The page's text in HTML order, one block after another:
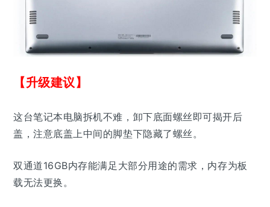
【升级建议】
这台笔记本电脑拆机不难，卸下底面螺丝即可揭开后
盖，注意底盖上中间的脚垫下隐藏了螺丝。
双通道16GB内存能满足大部分用途的需求，内存为板
载无法更换。